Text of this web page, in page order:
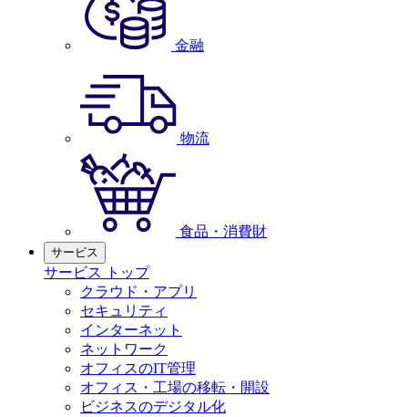
金融
物流
食品・消費財
サービス
サービス トップ
クラウド・アプリ
セキュリティ
インターネット
ネットワーク
オフィスのIT管理
オフィス・工場の移転・開設
ビジネスのデジタル化